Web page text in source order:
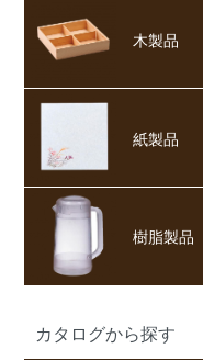
木製品
紙製品
樹脂製品
カタログから探す